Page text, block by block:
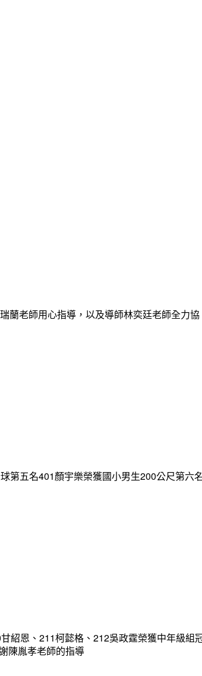
蘭老師用心指導，以及導師林奕廷老師全力協
第五名401顏宇樂榮獲國小男生200公尺第六
紹恩、211柯懿格、212吳政霆榮獲中年級組
陳胤孝老師的指導